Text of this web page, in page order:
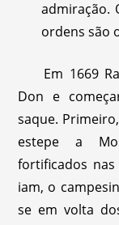
admiração.
ordens são
Em 1669
Don e
saque.
estepe a
fortificados
iam, o
se em volta